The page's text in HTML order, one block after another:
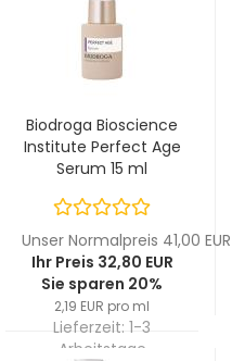
Biodroga Bioscience
Institute Perfect Age
Serum 15 ml
Unser Normalpreis 41,00 EUR
Ihr Preis 32,80 EUR
Sie sparen 20%
2,19 EUR pro ml
Lieferzeit: 1-3
Arbeitstage